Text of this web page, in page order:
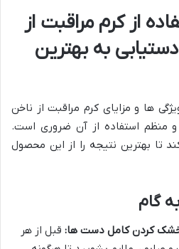
از کرم مراقبت از
به بهترین
ها و مزایای کرم مراقبت از ناخن
منظم استفاده از آن ضروری است.
تا بهترین نتیجه را از این محصول
گام
کردن کامل دست ها: قبل از هر